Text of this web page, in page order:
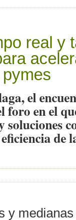
real y
el
foro en el
soluciones
de
y